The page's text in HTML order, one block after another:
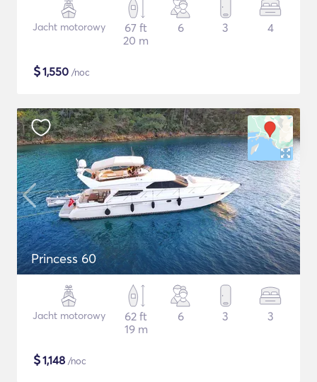
Jacht motorowy
67 ft
20 m
6 3 4
$1,550 /noc
Princess 60
Jacht motorowy
62 ft
19 m
6 3 3
$1,148 /noc